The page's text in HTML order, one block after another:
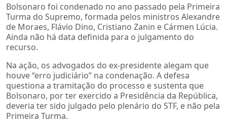
Bolsonaro foi condenado no ano passado pela Primeira
Turma do Supremo, formada pelos ministros Alexandre
de Moraes, Flávio Dino, Cristiano Zanin e Cármen Lúcia.
Ainda não há data definida para o julgamento do
recurso.
Na ação, os advogados do ex-presidente alegam que
houve “erro judiciário” na condenação. A defesa
questiona a tramitação do processo e sustenta que
Bolsonaro, por ter exercido a Presidência da República,
deveria ter sido julgado pelo plenário do STF, e não pela
Primeira Turma.